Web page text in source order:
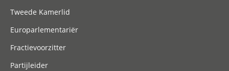
Tweede Kamerlid
Europarlementariër
Fractievoorzitter
Partijleider